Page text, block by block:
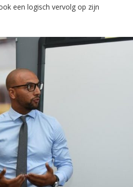
een logisch vervolg op zijn